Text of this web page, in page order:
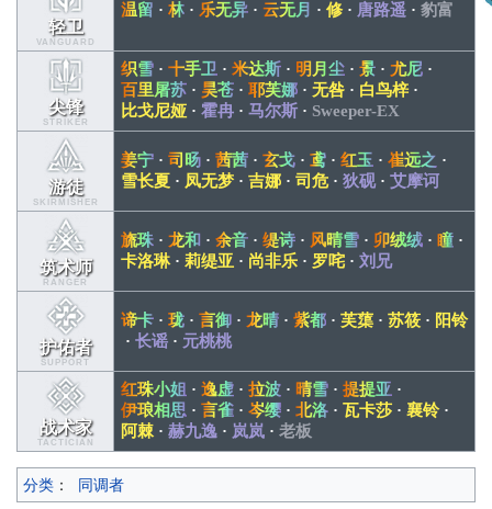
轻卫
VANGUARD
温留 · 林 · 乐无异 · 云无月 · 修 · 唐路遥 · 豹富
尖锋
STRIKER
织雪 · 十手卫 · 米达斯 · 明月尘 · 景 · 尤尼 ·
百里屠苏 · 昊苍 · 耶芙娜 · 无咎 · 白鸟梓·
比戈尼娅 · 霍冉 · 马尔斯 · Sweeper-EX
游徒
SKIRMISHER
姜宁 · 司旸 · 茜茜 · 玄戈 · 鸢 · 红玉 · 崔远之 ·
雪长夏 · 凤无梦 · 吉娜 · 司危· 狄砚· 艾摩诃
筑术师
RANGER
旒珠 · 龙和 · 余音 · 缇诗 · 风晴雪 · 卯绒绒 · 瞳 ·
卡洛琳· 莉缇亚 · 尚非乐 · 罗咤 · 刘兄
护佑者
SUPPORT
谛卡 · 珑 · 言御 · 龙晴 · 紫都 · 芙蕖 · 苏筱 · 阳铃
· 长谣 · 元桃桃
战术家
TACTICIAN
红珠小姐 · 逸虚 · 拉波 · 晴雪 · 提提亚 ·
伊琅相思 · 言雀 · 岑缨 · 北洛 · 瓦卡莎 · 襄铃·
阿棘 · 赫九逸 · 岚岚 · 老板
分类 ： 同调者